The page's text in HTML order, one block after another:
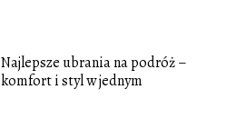
Najlepsze ubrania na podróż –
komfort i styl w jednym